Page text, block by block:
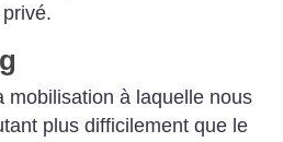
mobilisation à laquelle nous
plus difficilement que le